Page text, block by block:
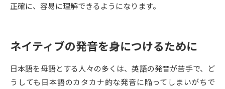
新増設大学・学部・学科特集
国際・グローバルに強い大学特
集
データサイエンス特集 奨学金・特待生制度特集
正確に、容易に理解できるようになります。
ネイティブの発音を身につけるために
日本語を母語とする人々の多くは、英語の発音が苦手で、ど
うしても日本語のカタカナ的な発音に陥ってしまいがちで